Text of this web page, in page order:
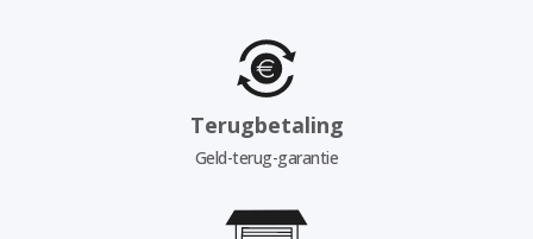
Terugbetaling
Geld-terug-garantie